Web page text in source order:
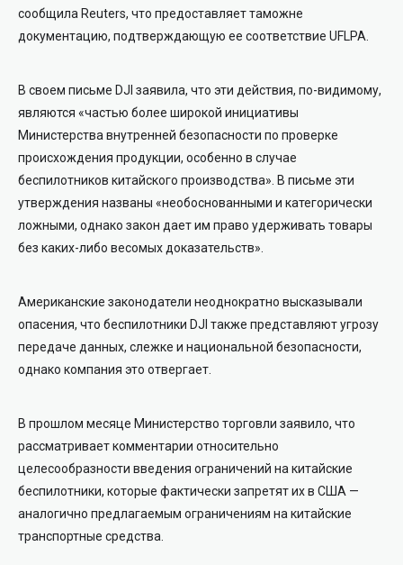
сообщила Reuters, что предоставляет таможне
документацию, подтверждающую ее соответствие UFLPA.
В своем письме DJI заявила, что эти действия, по-видимому,
являются «частью более широкой инициативы
Министерства внутренней безопасности по проверке
происхождения продукции, особенно в случае
беспилотников китайского производства». В письме эти
утверждения названы «необоснованными и категорически
ложными, однако закон дает им право удерживать товары
без каких-либо весомых доказательств».
Американские законодатели неоднократно высказывали
опасения, что беспилотники DJI также представляют угрозу
передаче данных, слежке и национальной безопасности,
однако компания это отвергает.
В прошлом месяце Министерство торговли заявило, что
рассматривает комментарии относительно
целесообразности введения ограничений на китайские
беспилотники, которые фактически запретят их в США —
аналогично предлагаемым ограничениям на китайские
транспортные средства.